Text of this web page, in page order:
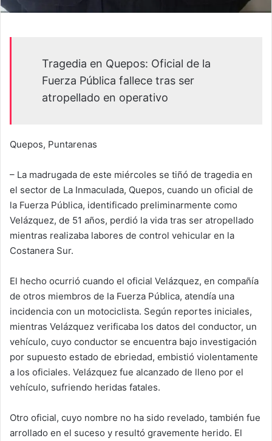
Tragedia en Quepos: Oficial de la
Fuerza Pública fallece tras ser
atropellado en operativo
Quepos, Puntarenas
– La madrugada de este miércoles se tiñó de tragedia en
el sector de La Inmaculada, Quepos, cuando un oficial de
la Fuerza Pública, identificado preliminarmente como
Velázquez, de 51 años, perdió la vida tras ser atropellado
mientras realizaba labores de control vehicular en la
Costanera Sur.
El hecho ocurrió cuando el oficial Velázquez, en compañía
de otros miembros de la Fuerza Pública, atendía una
incidencia con un motociclista. Según reportes iniciales,
mientras Velázquez verificaba los datos del conductor, un
vehículo, cuyo conductor se encuentra bajo investigación
por supuesto estado de ebriedad, embistió violentamente
a los oficiales. Velázquez fue alcanzado de lleno por el
vehículo, sufriendo heridas fatales.
Otro oficial, cuyo nombre no ha sido revelado, también fue
arrollado en el suceso y resultó gravemente herido. El